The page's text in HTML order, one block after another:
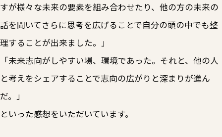
すが様々な未来の要素を組み合わせたり、他の方の未来の
話を聞いてさらに思考を広げることで自分の頭の中でも整
理することが出来ました。」
「未来志向がしやすい場、環境であった。それと、他の人
と考えをシェアすることで志向の広がりと深まりが進ん
だ。」
といった感想をいただいています。